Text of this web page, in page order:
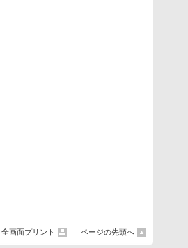
全画面プリント ページの先頭へ